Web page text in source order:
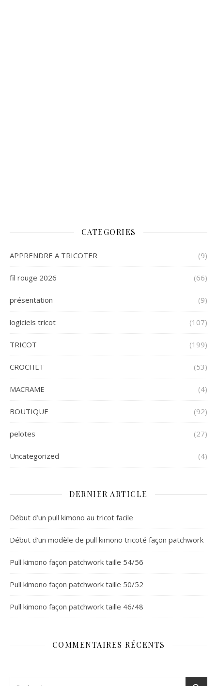
CATEGORIES
APPRENDRE A TRICOTER (9)
fil rouge 2026 (66)
présentation (9)
logiciels tricot (107)
TRICOT (199)
CROCHET (53)
MACRAME (4)
BOUTIQUE (92)
pelotes (27)
Uncategorized (4)
DERNIER ARTICLE
Début d’un pull kimono au tricot facile
Début d’un modèle de pull kimono tricoté façon patchwork
Pull kimono façon patchwork taille 54/56
Pull kimono façon patchwork taille 50/52
Pull kimono façon patchwork taille 46/48
COMMENTAIRES RÉCENTS